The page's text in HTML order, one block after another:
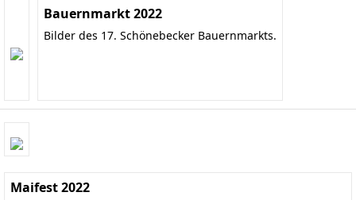
Bauernmarkt 2022
Bilder des 17. Schönebecker Bauernmarkts.
Maifest 2022